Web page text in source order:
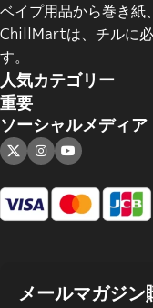
ベイプ用品から巻き紙
ChillMartは、チルに
す。
人気カテゴリー
重要
ソーシャルメディア
メールマガジ